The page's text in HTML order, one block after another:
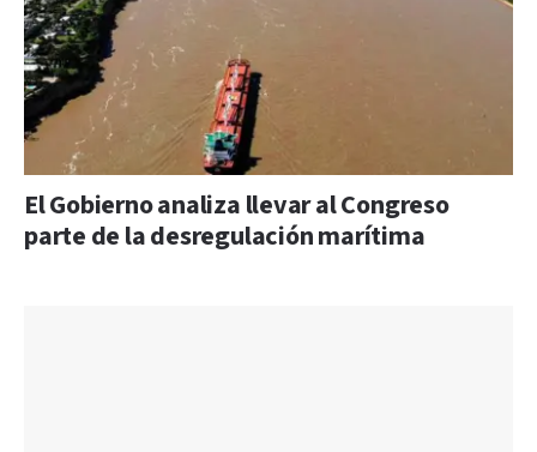
El Gobierno analiza llevar al Congreso
parte de la desregulación marítima